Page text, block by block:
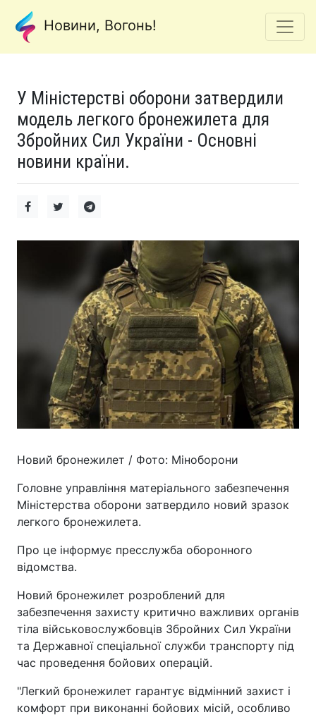
Новини, Вогонь!
У Міністерстві оборони затвердили
модель легкого бронежилета для
Збройних Сил України - Основні
новини країни.
Новий бронежилет / Фото: Міноборони
Головне управління матеріального забезпечення
Міністерства оборони затвердило новий зразок
легкого бронежилета.
Про це інформує пресслужба оборонного
відомства.
Новий бронежилет розроблений для
забезпечення захисту критично важливих органів
тіла військовослужбовців Збройних Сил України
та Державної спеціальної служби транспорту під
час проведення бойових операцій.
"Легкий бронежилет гарантує відмінний захист і
комфорт при виконанні бойових місій, особливо